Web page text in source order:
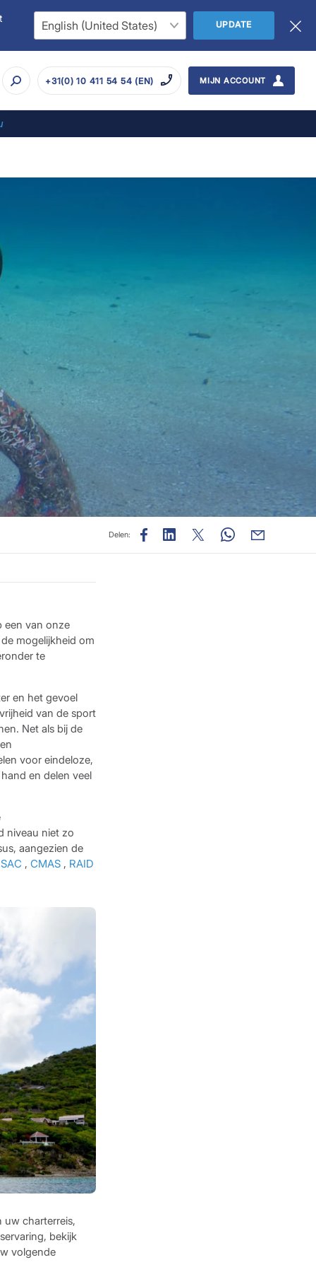
UPDATE
+31(0) 10 411 54 54 (EN) MIJN ACCOUNT
Delen:
een van onze
mogelijkheid om
te
en het gevoel
van de sport
Net als bij de
voor eindeloze,
en delen veel
niveau niet zo
aangezien de
, CMAS , RAID
uw charterreis,
bekijk
volgende